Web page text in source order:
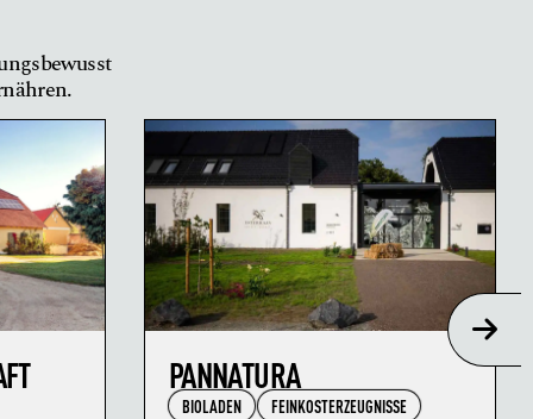
PANNATURA
BIOLADEN
FEINKOSTERZEUGNISSE